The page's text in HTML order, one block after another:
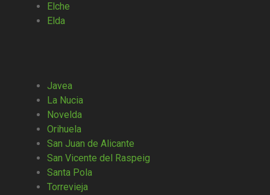
Elche
Elda
Javea
La Nucia
Novelda
Orihuela
San Juan de Alicante
San Vicente del Raspeig
Santa Pola
Torrevieja